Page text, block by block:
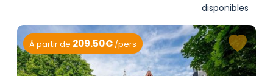
disponibles
À partir de 209.50€ /pers